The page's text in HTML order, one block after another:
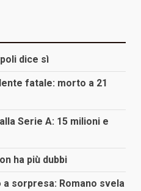
dice sì
fatale: morto a 21
Serie A: 15 milioni e
ha più dubbi
a sorpresa: Romano svela